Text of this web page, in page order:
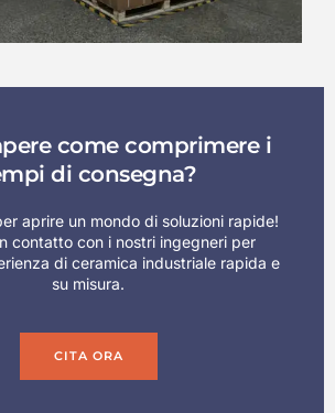
come comprimere i
di consegna?
aprire un mondo di soluzioni rapide!
contatto con i nostri ingegneri per
di ceramica industriale rapida e
su misura.
CITA ORA